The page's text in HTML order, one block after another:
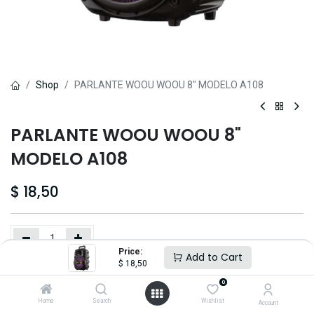
Price:
$ 18,50 Add to Cart
Home Search
0
Wishlist Account
Shop PARLANTE WOOU WOOU 8" MODELO A108
PARLANTE WOOU WOOU 8"
MODELO A108
$ 18,50
Comprar Pagar Ahora
Añadir a lista de deseos